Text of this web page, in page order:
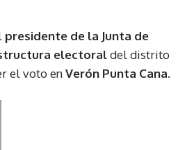
presidente de la Junta de
electoraldel distrito
el voto enVerón Punta Cana.